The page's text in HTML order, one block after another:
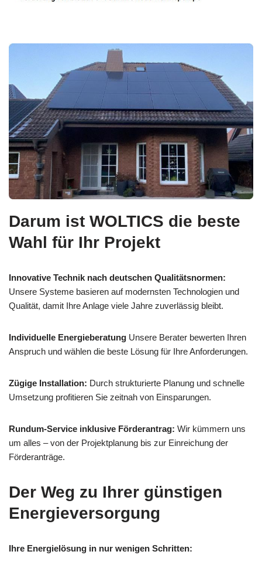
Darum ist WOLTICS die beste
Wahl für Ihr Projekt
Innovative Technik nach deutschen Qualitätsnormen:
Unsere Systeme basieren auf modernsten Technologien und
Qualität, damit Ihre Anlage viele Jahre zuverlässig bleibt.
Individuelle Energieberatung Unsere Berater bewerten Ihren
Anspruch und wählen die beste Lösung für Ihre Anforderungen.
Zügige Installation: Durch strukturierte Planung und schnelle
Umsetzung profitieren Sie zeitnah von Einsparungen.
Rundum-Service inklusive Förderantrag: Wir kümmern uns
um alles – von der Projektplanung bis zur Einreichung der
Förderanträge.
Der Weg zu Ihrer günstigen
Energieversorgung
Ihre Energielösung in nur wenigen Schritten: